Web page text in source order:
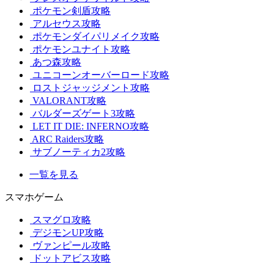
ポケモン剣盾攻略
アルセウス攻略
ポケモンダイパリメイク攻略
ポケモンユナイト攻略
あつ森攻略
ユニコーンオーバーロード攻略
ロストジャッジメント攻略
VALORANT攻略
バルダーズゲート3攻略
LET IT DIE: INFERNO攻略
ARC Raiders攻略
サブノーティカ2攻略
一覧を見る
スマホゲーム
スマグロ攻略
デジモンUP攻略
ヴァンピール攻略
ドットアビス攻略